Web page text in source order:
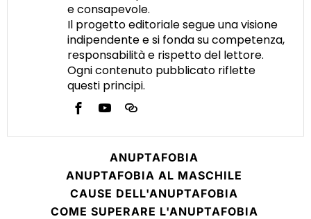
e consapevole.
Il progetto editoriale segue una visione
indipendente e si fonda su competenza,
responsabilità e rispetto del lettore.
Ogni contenuto pubblicato riflette
questi principi.
ANUPTAFOBIA
ANUPTAFOBIA AL MASCHILE
CAUSE DELL'ANUPTAFOBIA
COME SUPERARE L'ANUPTAFOBIA